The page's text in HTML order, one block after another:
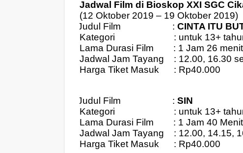
Jadwal Film di Bioskop XXI SGC
(12 Oktober 2019 – 19 Oktober 2019)
Judul Film : CINTA ITU
Kategori
: untuk 13+
Lama Durasi Film
: 1 Jam 26 menit
Jadwal Jam Tayang
: 12.00, 16.30
Harga Tiket Masuk
: Rp40.000
Judul Film : SIN
Kategori
: untuk 13+
Lama Durasi Film
: 1 Jam 40 Menit
Jadwal Jam Tayang
: 12.00, 14.15,
Harga Tiket Masuk
: Rp40.000